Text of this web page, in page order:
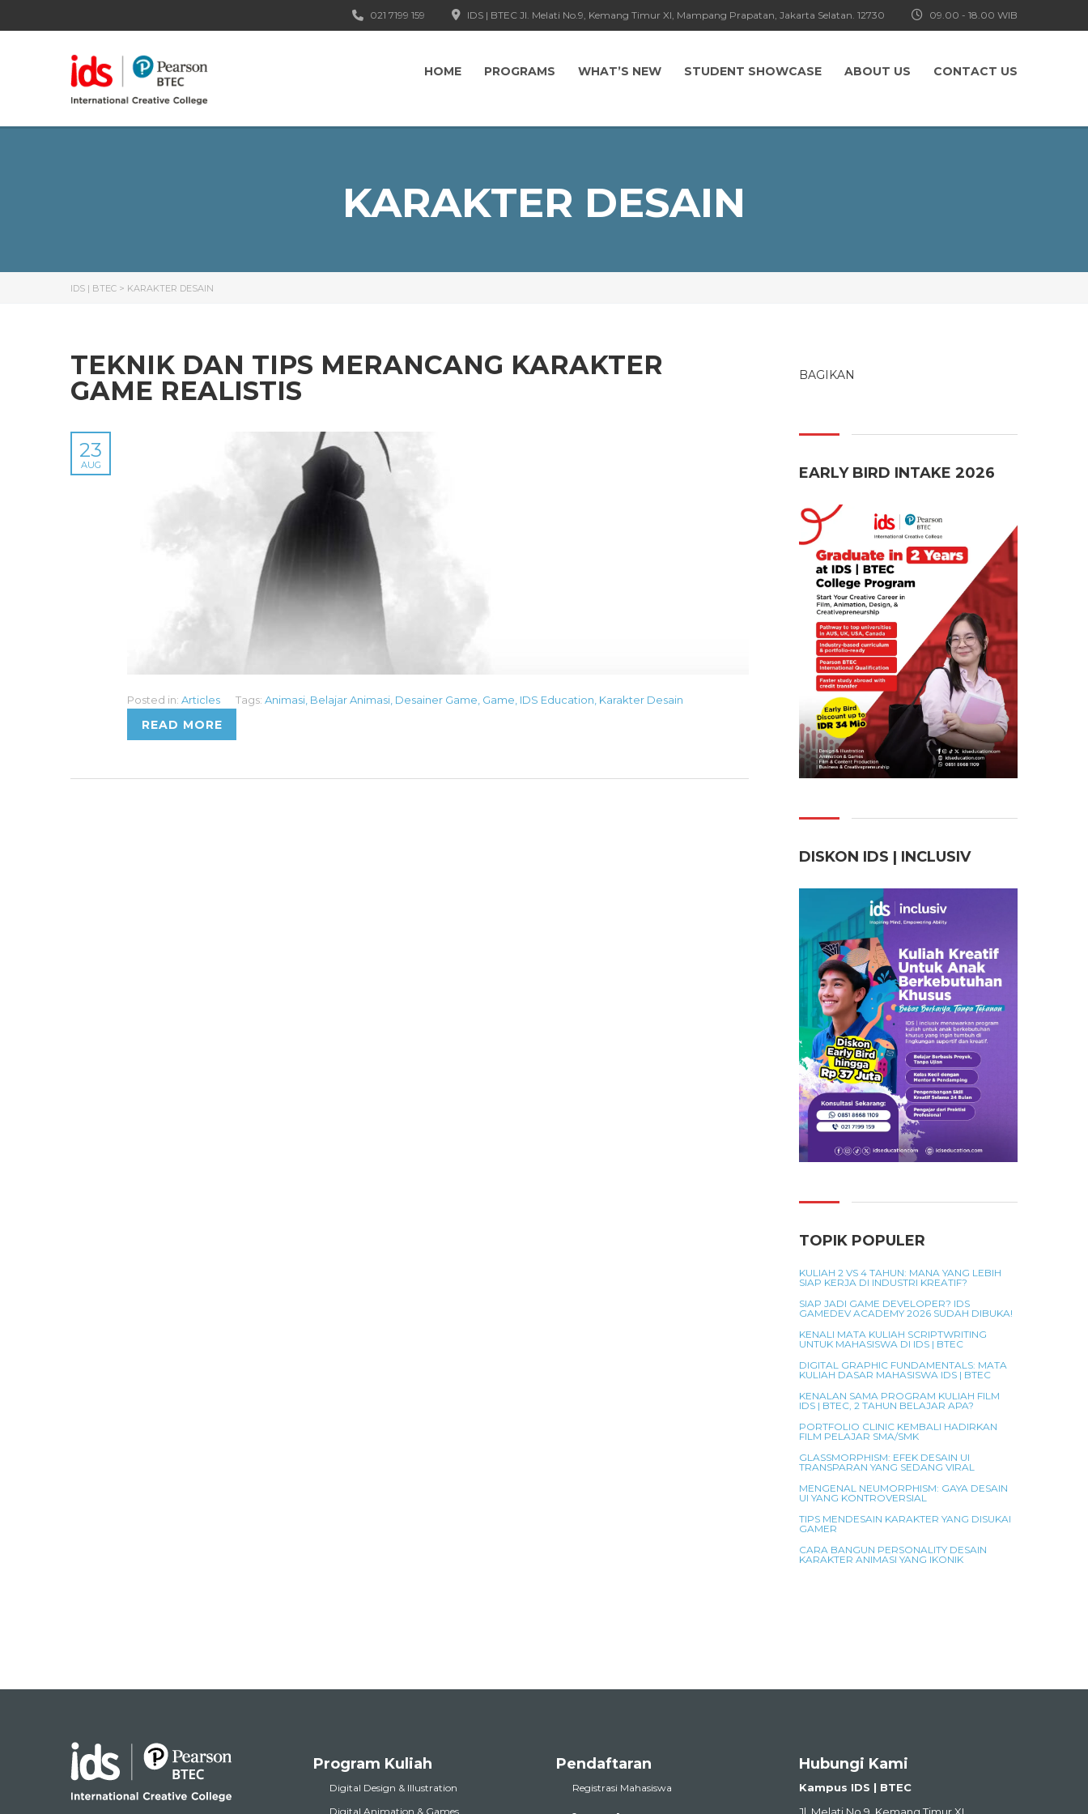
09.00 - 18.00 WIB
IDS | BTEC Jl. Melati No.9, Kemang Timur XI, Mampang Prapatan, Jakarta Selatan. 12730
021 7199 159
HOME PROGRAMS WHAT’S NEW STUDENT SHOWCASE ABOUT US CONTACT US
KARAKTER DESAIN
IDS | BTEC > KARAKTER DESAIN
TEKNIK DAN TIPS MERANCANG KARAKTER
GAME REALISTIS
23
AUG
Posted in: Articles Tags: Animasi Belajar Animasi Desainer Game Game IDS Education Karakter Desain
READ MORE
BAGIKAN
EARLY BIRD INTAKE 2026
DISKON IDS | INCLUSIV
TOPIK POPULER
KULIAH 2 VS 4 TAHUN: MANA YANG LEBIH
SIAP KERJA DI INDUSTRI KREATIF?
SIAP JADI GAME DEVELOPER? IDS
GAMEDEV ACADEMY 2026 SUDAH DIBUKA!
KENALI MATA KULIAH SCRIPTWRITING
UNTUK MAHASISWA DI IDS | BTEC
DIGITAL GRAPHIC FUNDAMENTALS: MATA
KULIAH DASAR MAHASISWA IDS | BTEC
KENALAN SAMA PROGRAM KULIAH FILM
IDS | BTEC, 2 TAHUN BELAJAR APA?
PORTFOLIO CLINIC KEMBALI HADIRKAN
FILM PELAJAR SMA/SMK
GLASSMORPHISM: EFEK DESAIN UI
TRANSPARAN YANG SEDANG VIRAL
MENGENAL NEUMORPHISM: GAYA DESAIN
UI YANG KONTROVERSIAL
TIPS MENDESAIN KARAKTER YANG DISUKAI
GAMER
CARA BANGUN PERSONALITY DESAIN
KARAKTER ANIMASI YANG IKONIK
Program Kuliah
Digital Design & Illustration
Digital Animation & Games
Pendaftaran
Registrasi Mahasiswa
Hubungi Kami
Kampus IDS | BTEC
Jl. Melati No.9, Kemang Timur XI,